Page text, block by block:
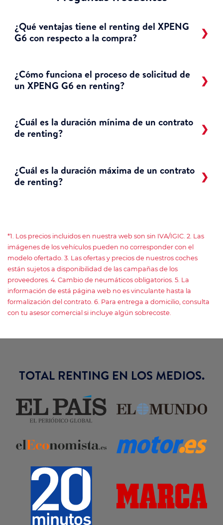
¿Qué ventajas tiene el renting del XPENG
G6 con respecto a la compra?
¿Cómo funciona el proceso de solicitud de
un XPENG G6 en renting?
¿Cuál es la duración mínima de un contrato
de renting?
¿Cuál es la duración máxima de un contrato
de renting?
*1. Los precios incluidos en nuestra web son sin IVA/IGIC. 2. Las
imágenes de los vehículos pueden no corresponder con el
modelo ofertado. 3. Las ofertas y precios de nuestros coches
están sujetos a disponibilidad de las campañas de los
proveedores. 4. Cambio de neumáticos obligatorios. 5. La
información de está página web no es vinculante hasta la
formalización del contrato. 6. Para entrega a domicilio, consulta
con tu asesor comercial si incluye algún sobrecoste.
TOTAL RENTING EN LOS MEDIOS.